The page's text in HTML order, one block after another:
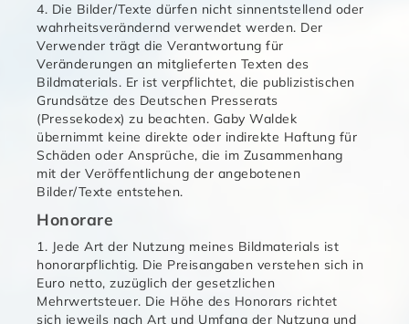
4. Die Bilder/Texte dürfen nicht sinnentstellend oder
wahrheitsverändernd verwendet werden. Der
Verwender trägt die Verantwortung für
Veränderungen an mitglieferten Texten des
Bildmaterials. Er ist verpflichtet, die publizistischen
Grundsätze des Deutschen Presserats
(Pressekodex) zu beachten. Gaby Waldek
übernimmt keine direkte oder indirekte Haftung für
Schäden oder Ansprüche, die im Zusammenhang
mit der Veröffentlichung der angebotenen
Bilder/Texte entstehen.
Honorare
1. Jede Art der Nutzung meines Bildmaterials ist
honorarpflichtig. Die Preisangaben verstehen sich in
Euro netto, zuzüglich der gesetzlichen
Mehrwertsteuer. Die Höhe des Honorars richtet
sich jeweils nach Art und Umfang der Nutzung und